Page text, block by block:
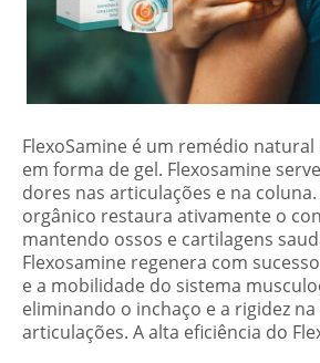
FlexoSamine é um remédio
em forma de gel. Flexosamine
dores nas articulações e na
orgânico restaura ativamente o
mantendo ossos e cartilagens
Flexosamine regenera com
e a mobilidade do sistema
eliminando o inchaço e a rigidez na
articulações. A alta eficiência do